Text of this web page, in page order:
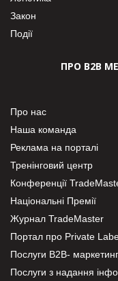
Закон
Події
ПРО В2В
Про нас
Наша команда
Реклама на порталі
Тренінговий центр
Конференції
Національні Премії
Журнал TradeMaster
Портал про Private
Послуги В2В-
Послуги з надання